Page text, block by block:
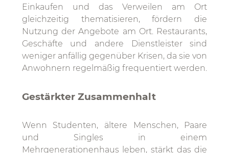
Einkaufen und das Verweilen am Ort
gleichzeitig thematisieren, fördern die
Nutzung der Angebote am Ort. Restaurants,
Geschäfte und andere Dienstleister sind
weniger anfällig gegenüber Krisen, da sie von
Anwohnern regelmäßig frequentiert werden.
Gestärkter Zusammenhalt
Wenn Studenten, ältere Menschen, Paare
und Singles in einem
Mehrgenerationenhaus leben, stärkt das die